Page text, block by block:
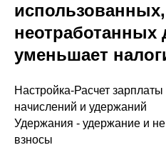
неотработанных
уменьшает
Настройка-Расчет зарплаты
начислений и удержаний
Удержания - удержание и
взносы